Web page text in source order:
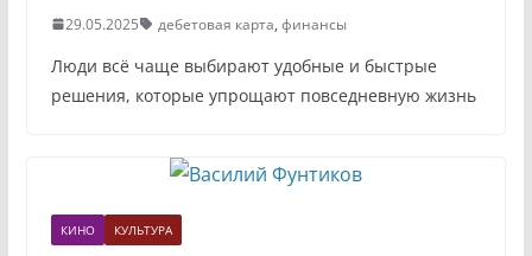
29.05.2025 дебетовая карта, финансы
Люди всё чаще выбирают удобные и быстрые
решения, которые упрощают повседневную жизнь
КИНО КУЛЬТУРА